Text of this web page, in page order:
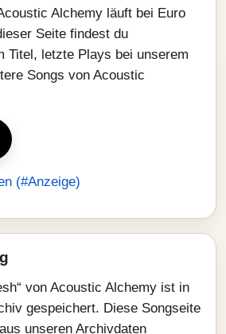
Alchemy läuft bei Euro
Seite findest du
Titel, letzte Plays bei unserem
Songs von Acoustic
(#Anzeige)
von Acoustic Alchemy ist in
gespeichert. Diese Songseite
unseren Archivdaten